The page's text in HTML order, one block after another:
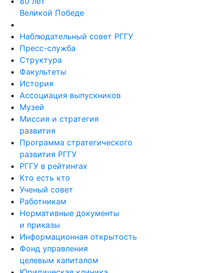
Великой Победе
Наблюдательный совет РГГУ
Пресс-служба
Структура
Факультеты
История
Ассоциация выпускников
Музей
Миссия и стратегия
развития
Программа стратегического
развития РГГУ
РГГУ в рейтингах
Кто есть кто
Ученый совет
Работникам
Нормативные документы
и приказы
Информационная открытость
Фонд управления
целевым капиталом